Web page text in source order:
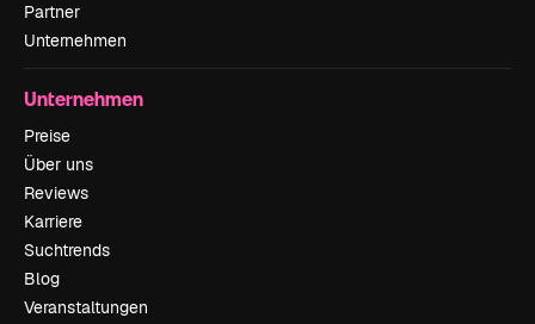
Partner
Unternehmen
Unternehmen
Preise
Über uns
Reviews
Karriere
Suchtrends
Blog
Veranstaltungen